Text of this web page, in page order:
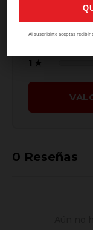
Al suscribirte aceptas recibir
3 ★
1 ★
0 Reseñas